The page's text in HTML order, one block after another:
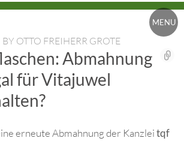
MENU
BY OTTO FREIHERR GROTE
Abmahnung
für Vitajuwel
erneute Abmahnung der Kanzleitqf